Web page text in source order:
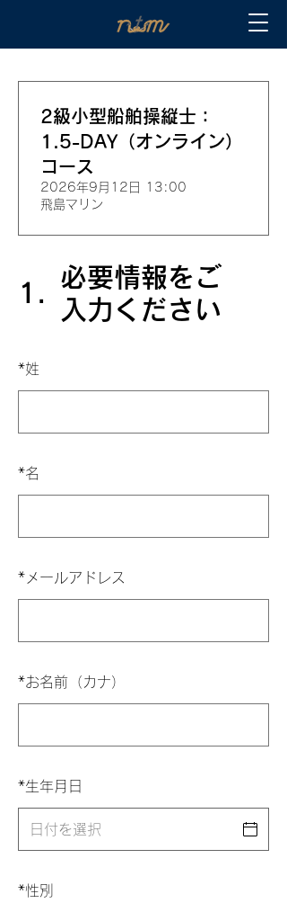
1.
必要情報をご
入力ください
*姓
*名
* メールアドレス
*お名前（カナ）
*生年月日
*性別
2級小型船舶操縦士：
1.5-DAY（オンライン）
コース
2026年9月12日 13:00
飛島マリン